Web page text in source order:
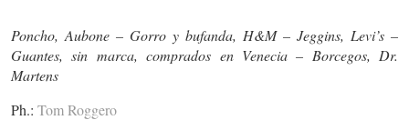
Poncho, Aubone – Gorro y bufanda, H&M – Jeggins, Levi’s –
Guantes, sin marca, comprados en Venecia – Borcegos, Dr.
Martens
Ph.: Tom Roggero